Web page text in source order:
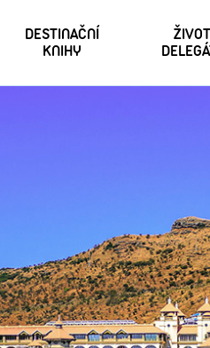
DESTINAČNÍ
KNIHY
ŽIVOT